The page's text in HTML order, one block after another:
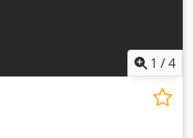
1 /4